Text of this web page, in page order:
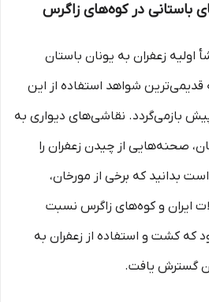
باستانی در کوه‌های زاگرس
اولیه زعفران به یونان باستان
شواهد استفاده از این
۳۵۰۰ سال پیش بازمی‌گردد. نقاشی‌های دیواری به
صحنه‌هایی از چیدن زعفران را
بدانید که برخی از مورخان،
ایران و کوه‌های زاگرس نسبت
که کشت و استفاده از زعفران به
گسترش یافت.